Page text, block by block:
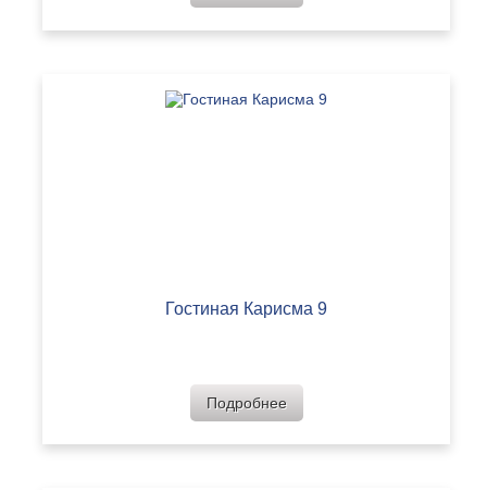
Гостиная Карисма 9
Подробнее